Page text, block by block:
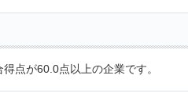
点が60.0点以上の企業です。